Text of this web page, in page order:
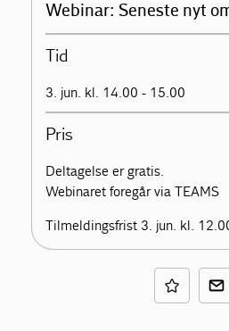
Webinar: Seneste nyt
Tid
3. jun. kl. 14.00 - 15.00
Pris
Deltagelse er gratis.
Webinaret foregår via TEAMS
Tilmeldingsfrist 3. jun. kl.